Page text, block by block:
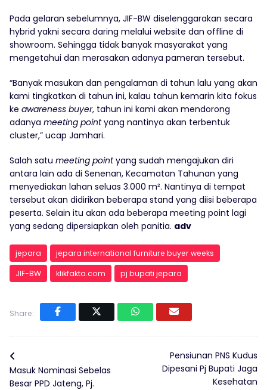
Pada gelaran sebelumnya, JIF-BW diselenggarakan secara
hybrid yakni secara daring melalui website dan offline di
showroom. Sehingga tidak banyak masyarakat yang
mengetahui dan merasakan adanya pameran tersebut.
“Banyak masukan dan pengalaman di tahun lalu yang akan
kami tingkatkan di tahun ini, kalau tahun kemarin kita fokus
ke awareness buyer, tahun ini kami akan mendorong
adanya meeting pointyang nantinya akan terbentuk
cluster,” ucap Jamhari.
Salah satu meeting pointyang sudah mengajukan diri
antara lain ada di Senenan, Kecamatan Tahunan yang
menyediakan lahan seluas 3.000 m². Nantinya di tempat
tersebut akan didirikan beberapa stand yang diisi beberapa
peserta. Selain itu akan ada beberapa meeting point lagi
yang sedang dipersiapkan oleh panitia. adv
jepara
jepara international furniture buyer weeks
JIF-BW
klikfakta.com pj bupati jepara
Share:
Masuk Nominasi Sebelas
Besar PPD Jateng, Pj.
Pensiunan PNS Kudus
Dipesani Pj Bupati Jaga
Kesehatan